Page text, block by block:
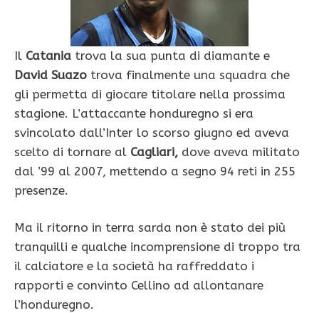
Il Catania trova la sua punta di diamante e
David Suazo trova finalmente una squadra che
gli permetta di giocare titolare nella prossima
stagione. L’attaccante honduregno si era
svincolato dall’Inter lo scorso giugno ed aveva
scelto di tornare al Cagliari, dove aveva militato
dal ’99 al 2007, mettendo a segno 94 reti in 255
presenze.
Ma il ritorno in terra sarda non è stato dei più
tranquilli e qualche incomprensione di troppo tra
il calciatore e la società ha raffreddato i
rapporti e convinto Cellino ad allontanare
l’honduregno.